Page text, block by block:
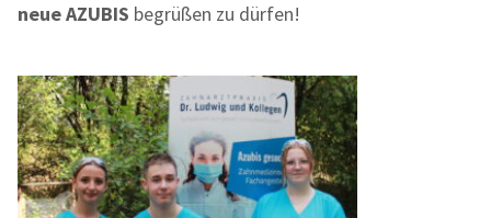
neue AZUBIS begrüßen zu dürfen!